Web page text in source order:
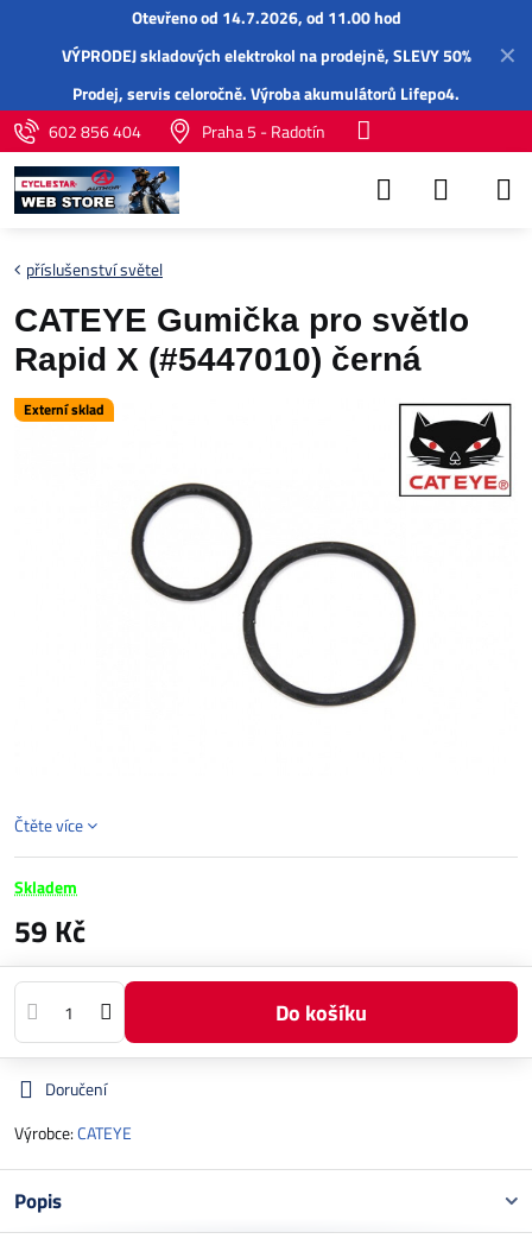
✕
Otevřeno od 14.7.2026, od 11.00 hod
VÝPRODEJ skladových elektrokol na prodejně, SLEVY 50%
Prodej,servisceloročně.Výroba akumulátorů Lifepo4.
602 856 404
Praha 5 - Radotín
Externí sklad
příslušenství světel
CATEYE Gumička pro světlo
Rapid X (#5447010) černá
Čtěte více
Skladem
59 Kč
Do košíku
Doručení
Výrobce:CATEYE
Popis